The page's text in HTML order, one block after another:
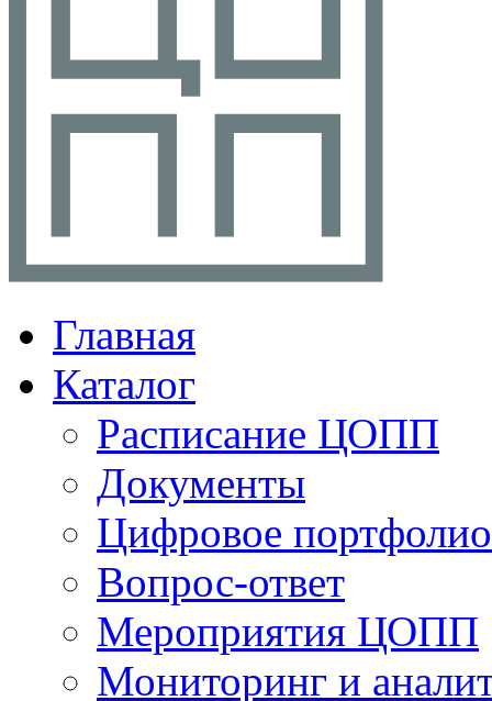
Главная
Каталог
Расписание ЦОПП
Документы
Цифровое портфолио
Вопрос-ответ
Мероприятия ЦОПП
Мониторинг и